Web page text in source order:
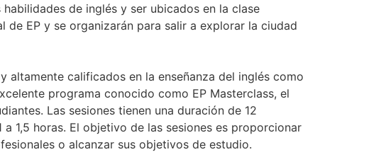
de inglés y ser ubicados en la clase
EP y se organizarán para salir a explorar la ciudad
calificados en la enseñanza del inglés como
programa conocido como EP Masterclass, el
Las sesiones tienen una duración de 12
1,5 horas. El objetivo de las sesiones es proporcionar
o alcanzar sus objetivos de estudio.